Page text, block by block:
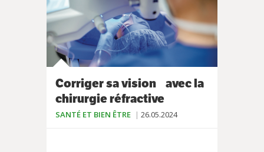
Corriger sa vision avec la
chirurgie réfractive
SANTÉ ET BIEN ÊTRE 26.05.2024